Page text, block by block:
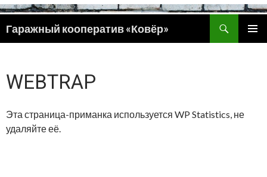
Гаражный кооператив «Ковёр»
ПЕРЕЙТИ
WEBTRAP
Эта страница-приманка используется WP Statistics, не
удаляйте её.